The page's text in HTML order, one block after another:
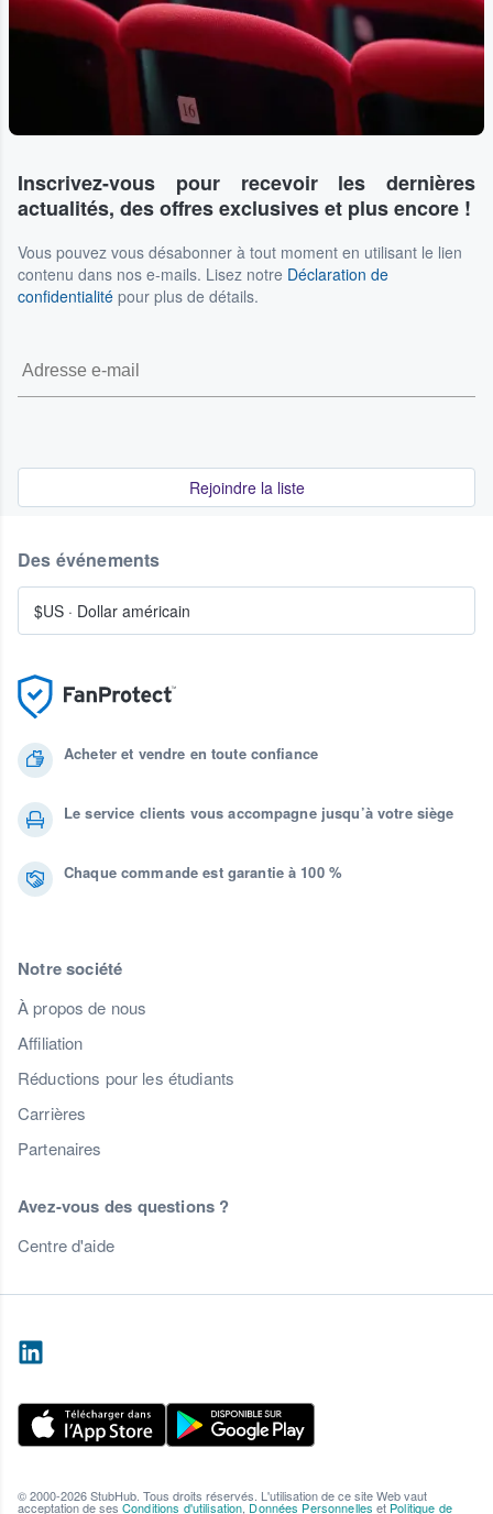
Inscrivez-vous pour recevoir les dernières
actualités, des offres exclusives et plus encore !
Vous pouvez vous désabonner à tout moment en utilisant le lien
contenu dans nos e-mails. Lisez notre Déclaration de
confidentialité pour plus de détails.
Rejoindre la liste
Acheter et vendre en toute confiance
Le service clients vous accompagne jusqu’à votre siège
Chaque commande est garantie à 100 %
Notre société
À propos de nous
Affiliation
Réductions pour les étudiants
Carrières
Partenaires
Avez-vous des questions ?
Centre d'aide
Des événements
$US · Dollar américain
© 2000-2026 StubHub. Tous droits réservés. L'utilisation de ce site Web vaut
acceptation de ses Conditions d'utilisation, Données Personnelles et Politique de